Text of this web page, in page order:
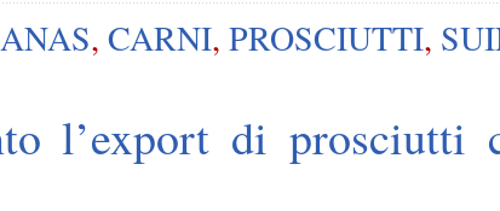
ANAS, CARNI, PROSCIUTTI,
l’export di prosciutti